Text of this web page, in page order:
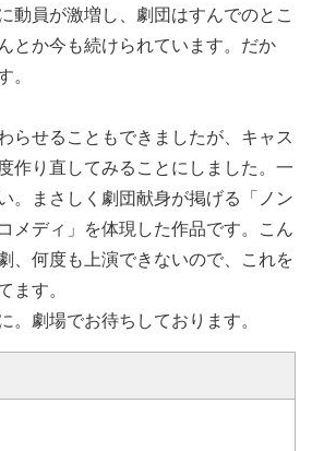
動員が激増し、劇団はすんでのとこ
とか今も続けられています。だか
らせることもできましたが、キャス
作り直してみることにしました。一
。まさしく劇団献身が掲げる「ノン
メディ」を体現した作品です。こん
、何度も上演できないので、これを
す。
。劇場でお待ちしております。